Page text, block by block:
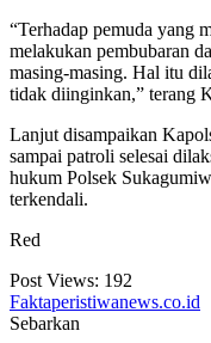
“Terhadap pemuda yang
melakukan pembubaran
masing-masing. Hal itu
tidak diinginkan,” terang
Lanjut disampaikan
sampai patroli selesai
hukum Polsek
terkendali.
Red
Post Views: 192
Faktaperistiwanews.co.id
Sebarkan